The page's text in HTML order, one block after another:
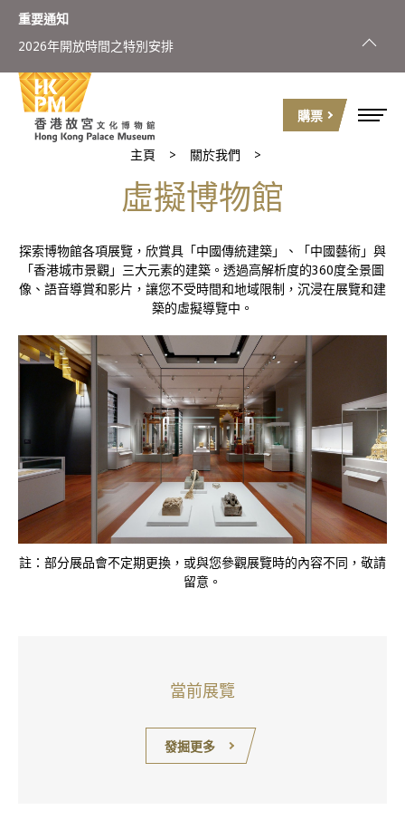
購票
重要通知
2026年開放時間之特別安排
主頁 關於我們
虛擬博物館
探索博物館各項展覽，欣賞具「中國傳統建築」、「中國藝術」與
「香港城市景觀」三大元素的建築。透過高解析度的360度全景圖
像、語音導賞和影片，讓您不受時間和地域限制，沉浸在展覽和建
築的虛擬導覽中。
註：部分展品會不定期更換，或與您參觀展覽時的內容不同，敬請
留意。
當前展覽
發掘更多